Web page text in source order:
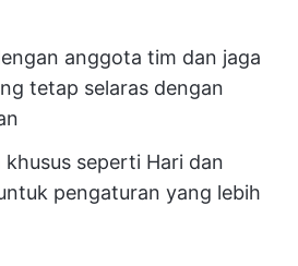
anggota tim dan jaga
tetap selaras dengan
khusus seperti Hari dan
pengaturan yang lebih